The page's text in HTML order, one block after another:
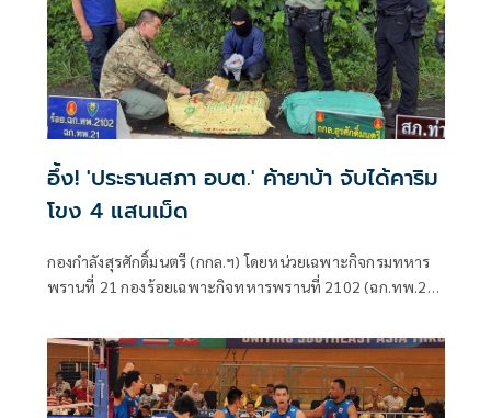
อึ้ง! 'ประธานสภา อบต.' ค้ายาบ้า จับได้คาริม
โขง 4 แสนเม็ด
กองกำลังสุรศักดิ์มนตรี (กกล.ฯ) โดยหน่วยเฉพาะกิจกรมทหาร
พรานที่ 21 กองร้อยเฉพาะกิจทหารพรานที่ 2102 (ฉก.ทพ.21